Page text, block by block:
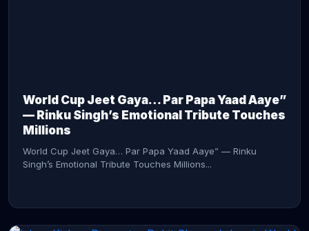
World Cup Jeet Gaya… Par Papa Yaad Aaye”
— Rinku Singh’s Emotional Tribute Touches
Millions
World Cup Jeet Gaya… Par Papa Yaad Aaye” — Rinku
Singh’s Emotional Tribute Touches Millions...